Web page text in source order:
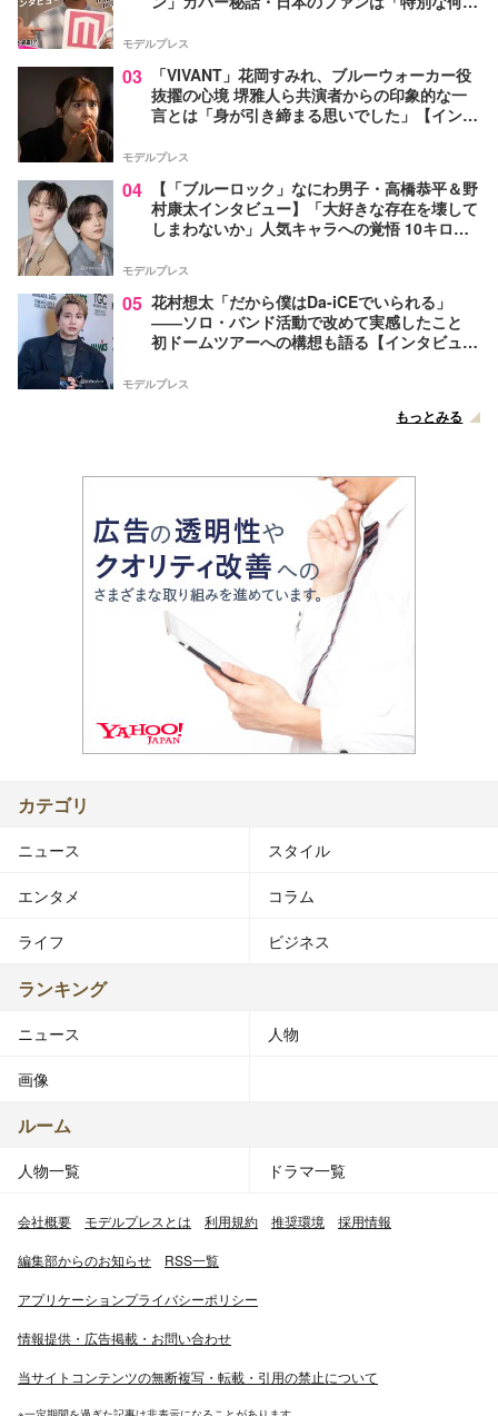
モデルプレス
03
「VIVANT」花岡すみれ、ブルーウォーカー役
抜擢の心境 堺雅人ら共演者からの印象的な一
言とは「身が引き締まる思いでした」【インタ
モデルプレス
04
【「ブルーロック」なにわ男子・高橋恭平＆野
村康太インタビュー】「大好きな存在を壊して
しまわないか」人気キャラへの覚悟 10キロ増
モデルプレス
05 花村想太「だから僕はDa-iCEでいられる」
――ソロ・バンド活動で改めて実感したこと
初ドームツアーへの構想も語る【インタビュ
モデルプレス
もっとみる
カテゴリ
ニュース スタイル
エンタメ コラム
ライフ ビジネス
ランキング
ニュース 人物
画像
ルーム
人物一覧 ドラマ一覧
会社概要 モデルプレスとは 利用規約 推奨環境 採用情報
編集部からのお知らせ RSS一覧
アプリケーションプライバシーポリシー
情報提供・広告掲載・お問い合わせ
当サイトコンテンツの無断複写・転載・引用の禁止について